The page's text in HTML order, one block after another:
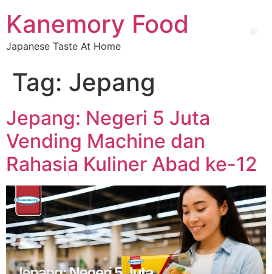
Kanemory Food
Japanese Taste At Home
Tag: Jepang
Jepang: Negeri 5 Juta
Vending Machine dan
Rahasia Kuliner Abad ke-12